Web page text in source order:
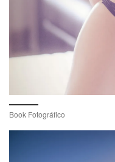
Book Fotográfico